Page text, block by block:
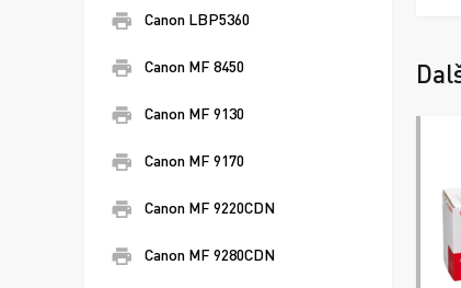
Canon LBP5360
Canon MF 8450
Canon MF 9130
Canon MF 9170
Canon MF 9220CDN
Canon MF 9280CDN